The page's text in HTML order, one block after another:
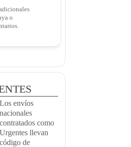
o
Los envíos
nacionales
contratados como
Urgentes llevan
código de